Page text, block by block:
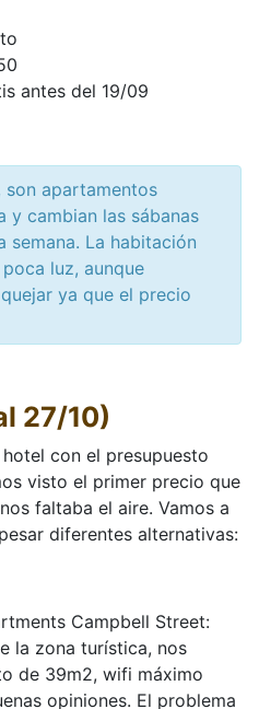
antes del 19/09
son apartamentos
y cambian las sábanas
semana. La habitación
luz, aunque
ya que el precio
27/10)
con el presupuesto
visto el primer precio que
faltaba el aire. Vamos a
diferentes alternativas:
Campbell Street:
la zona turística, nos
de 39m2, wifi máximo
opiniones. El problema